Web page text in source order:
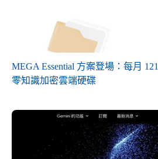
MEGA Essential 方案登場：每月
零知識加密雲端硬碟